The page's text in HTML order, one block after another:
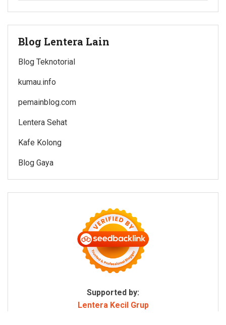
Blog Lentera Lain
Blog Teknotorial
kumau.info
pemainblog.com
Lentera Sehat
Kafe Kolong
Blog Gaya
Supported by:
Lentera Kecil Grup